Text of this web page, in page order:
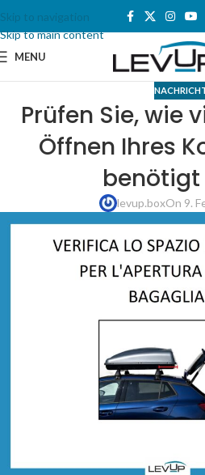
Skip to navigation
Skip to main content
MENU
Prüfen Sie, wie
Öffnen Ihres
benötigt
levup.boxOn 9.